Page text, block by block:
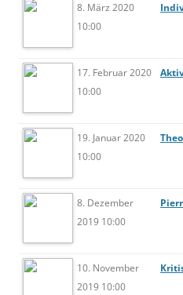
8. März 2020
10:00
17. Februar 2020
10:00
19. Januar 2020
10:00
8. Dezember
2019 10:00
10. November
2019 10:00